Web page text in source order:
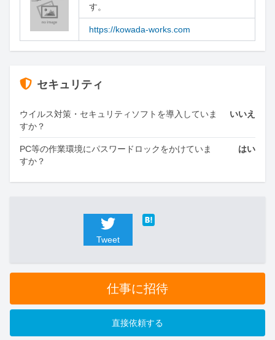
す。
https://kowada-works.com
セキュリティ
ウイルス対策・セキュリティソフトを導入していま
すか？
いいえ
PC等の作業環境にパスワードロックをかけていま
すか？
はい
Tweet
仕事に招待
直接依頼する